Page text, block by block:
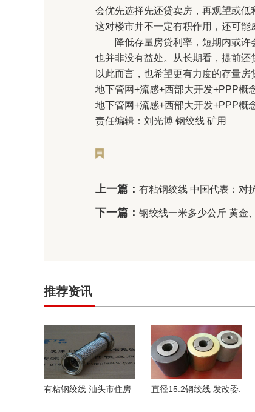
会优先选择先还贷卖房，再观望或低
这对楼市并不一定有积作用，还可能
降低存量房贷利率，短期内或许
也并非没有益处。从长期看，提前还
以此而言，也希望更有力度的存量房
地下管网+流感+西部大开发+PPP概
地下管网+流感+西部大开发+PPP概
责任编辑：刘光博 钢绞线 矿用
上一篇： 有粘钢绞线 中国代表：对
下一篇： 钢绞线一米多少公斤 黄金
推荐资讯
有粘钢绞线 汕头市住房
直径15.2钢绞线 发改委: